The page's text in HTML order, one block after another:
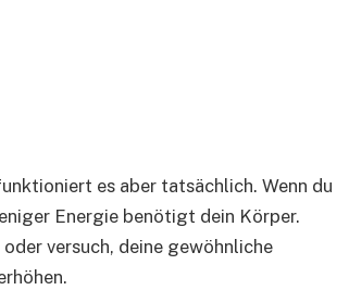
es aber tatsächlich. Wenn du
Energie benötigt dein Körper.
versuch, deine gewöhnliche